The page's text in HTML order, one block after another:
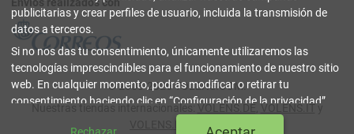
© 2003-2026 TOLENS.COM.
Índice
publicitarias y crear perfiles de usuario, incluida la transmisión de
datos a terceros.
Si no nos das tu consentimiento, únicamente utilizaremos las
tecnologías imprescindibles para el funcionamiento de nuestro sitio
web. En cualquier momento, podrás modificar o retirar tu
consentimiento haciendo clic en Configuración de la privacidad
Puedes encontrar más información en nuestraPolítica de